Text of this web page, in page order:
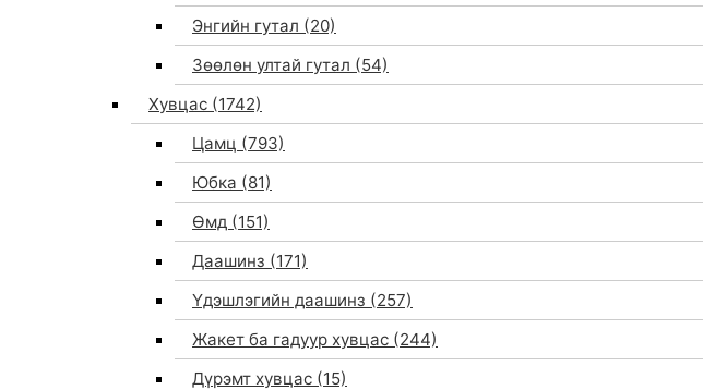
Энгийн гутал (20)
Зөөлөн ултай гутал (54)
Хувцас (1742)
Цамц (793)
Юбка (81)
Өмд (151)
Даашинз (171)
Үдэшлэгийн даашинз (257)
Жакет ба гадуур хувцас (244)
Дүрэмт хувцас (15)